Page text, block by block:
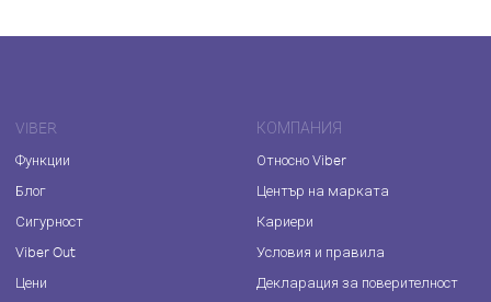
VIBER
Функции
Блог
Сигурност
Viber Out
Цени
КОМПАНИЯ
Относно Viber
Център на марката
Кариери
Условия и правила
Декларация за поверителност